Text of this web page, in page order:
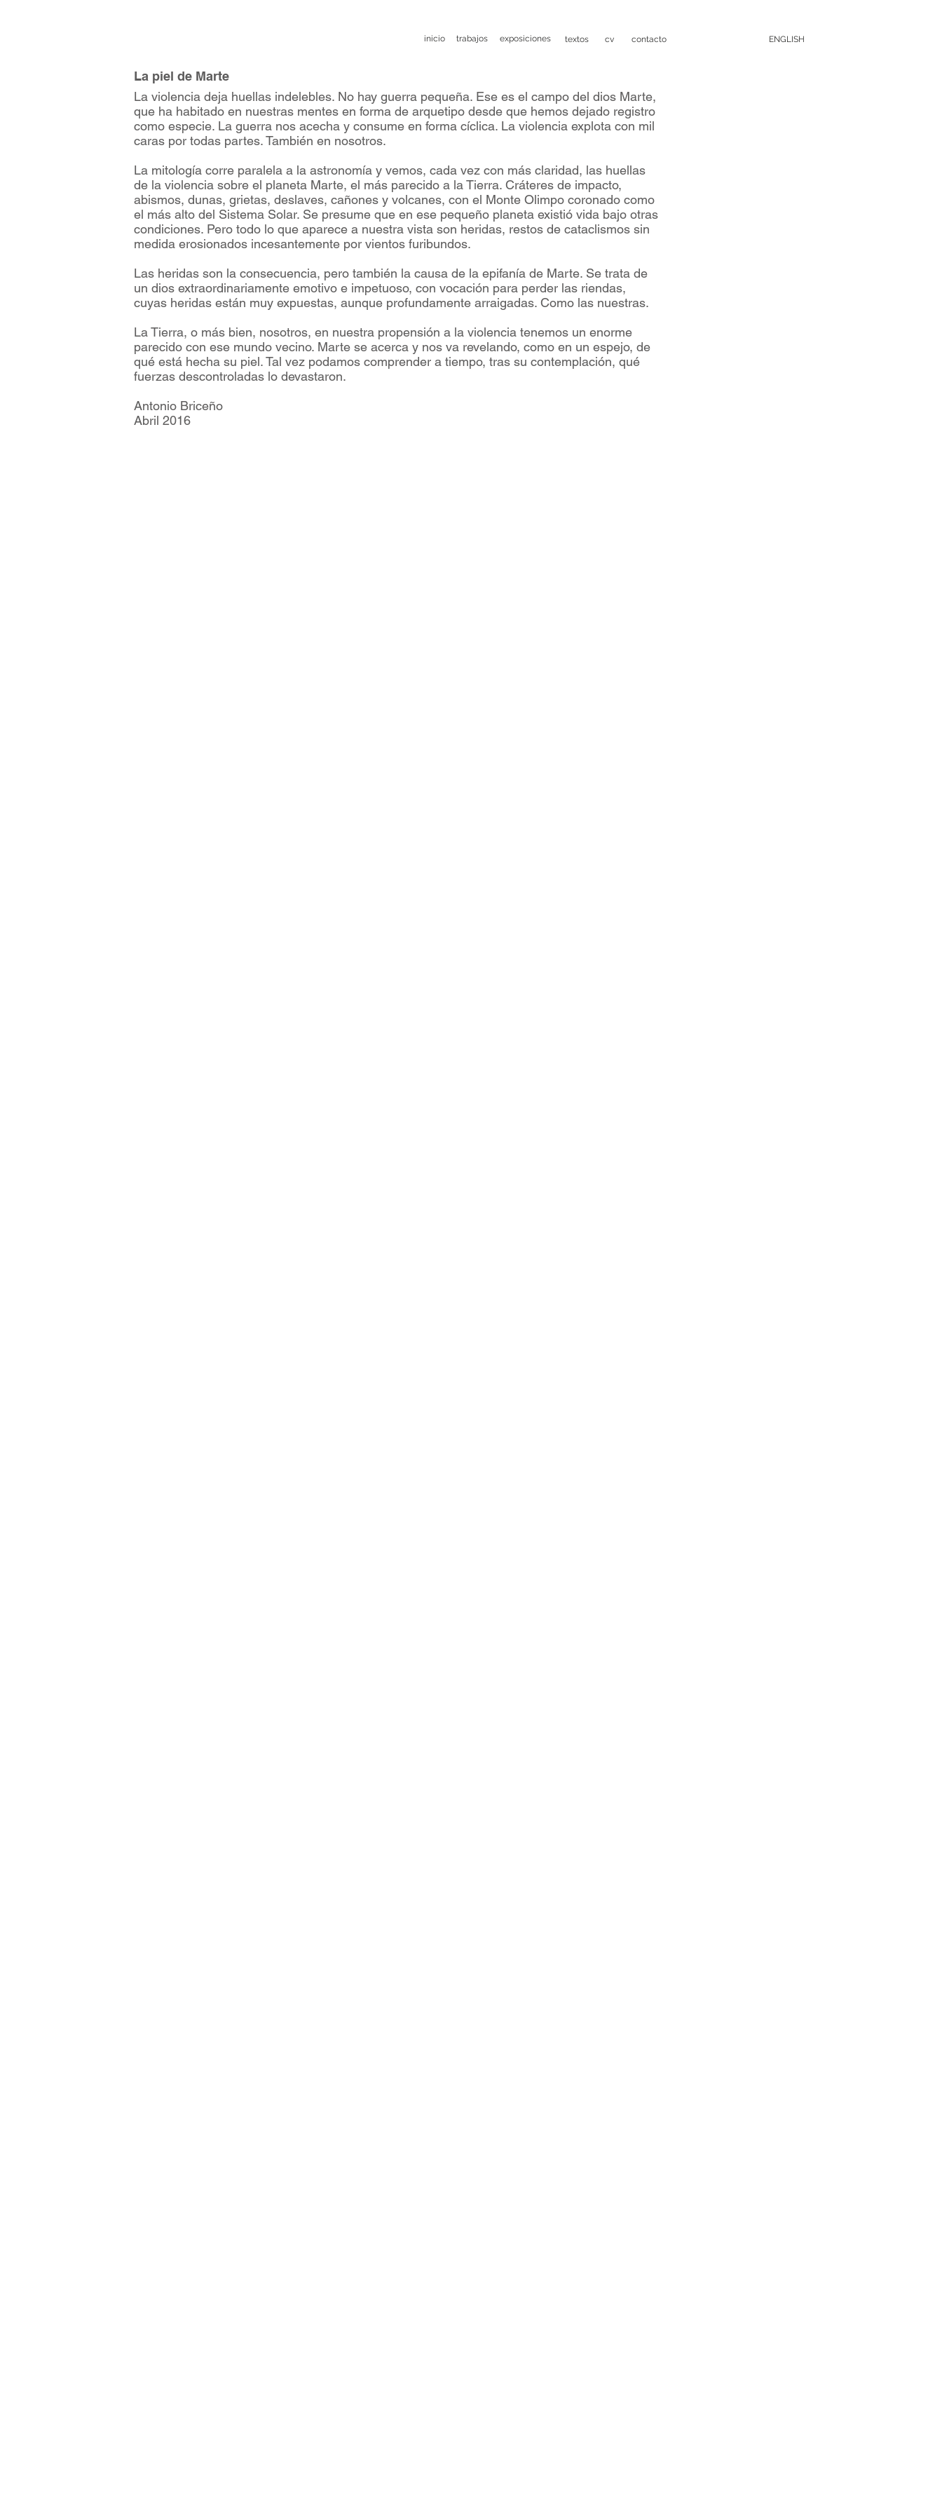
inicio trabajos exposiciones textos cv contacto ENGLISH
La piel de Marte
La violencia deja huellas indelebles. No hay guerra pequeña. Ese es el campo del dios Marte,
que ha habitado en nuestras mentes en forma de arquetipo desde que hemos dejado registro
como especie. La guerra nos acecha y consume en forma cíclica. La violencia explota con mil
caras por todas partes. También en nosotros.
La mitología corre paralela a la astronomía y vemos, cada vez con más claridad, las huellas
de la violencia sobre el planeta Marte, el más parecido a la Tierra. Cráteres de impacto,
abismos, dunas, grietas, deslaves, cañones y volcanes, con el Monte Olimpo coronado como
el más alto del Sistema Solar. Se presume que en ese pequeño planeta existió vida bajo otras
condiciones. Pero todo lo que aparece a nuestra vista son heridas, restos de cataclismos sin
medida erosionados incesantemente por vientos furibundos.
Las heridas son la consecuencia, pero también la causa de la epifanía de Marte. Se trata de
un dios extraordinariamente emotivo e impetuoso, con vocación para perder las riendas,
cuyas heridas están muy expuestas, aunque profundamente arraigadas. Como las nuestras.
La Tierra, o más bien, nosotros, en nuestra propensión a la violencia tenemos un enorme
parecido con ese mundo vecino. Marte se acerca y nos va revelando, como en un espejo, de
qué está hecha su piel. Tal vez podamos comprender a tiempo, tras su contemplación, qué
fuerzas descontroladas lo devastaron.
Antonio Briceño
Abril 2016